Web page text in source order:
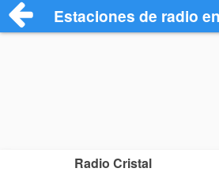
Estaciones de radio
Radio Cristal